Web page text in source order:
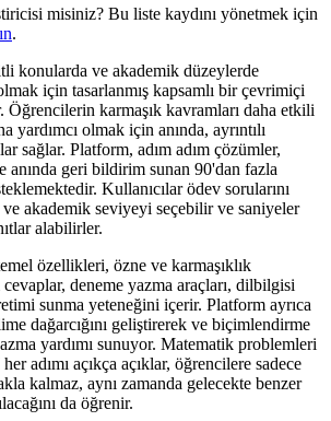
misiniz? Bu liste kaydını yönetmek için
.
konularda ve akademik düzeylerde
için tasarlanmış kapsamlı bir çevrimiçi
Öğrencilerin karmaşık kavramları daha etkili
yardımcı olmak için anında, ayrıntılı
sağlar. Platform, adım adım çözümler,
anında geri bildirim sunan 90'dan fazla
Kullanıcılar ödev sorularını
akademik seviyeyi seçebilir ve saniyeler
alabilirler.
özellikleri, özne ve karmaşıklık
deneme yazma araçları, dilbilgisi
sunma yeteneğini içerir. Platform ayrıca
dağarcığını geliştirerek ve biçimlendirme
yardımı sunuyor. Matematik problemleri
adımı açıkça açıklar, öğrencilere sadece
kalmaz, aynı zamanda gelecekte benzer
da öğrenir.